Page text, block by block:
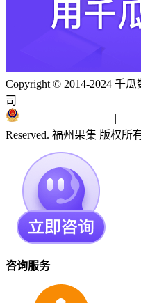
Copyright © 2014-2024 千瓜
司
|
Reserved. 福州果集 版权所
咨询服务